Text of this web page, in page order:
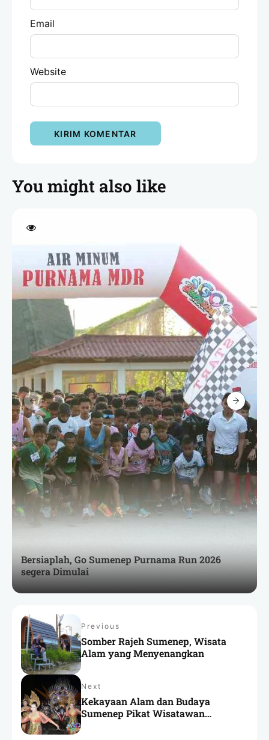
Email
Website
You might also like
Bersiaplah, Go Sumenep Purnama Run 2026
segera Dimulai
Previous
Somber Rajeh Sumenep, Wisata
Alam yang Menyenangkan
Next
Kekayaan Alam dan Budaya
Sumenep Pikat Wisatawan